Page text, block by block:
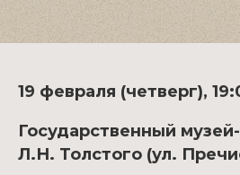
19 февраля (четверг),
Государственный
Л.Н. Толстого (ул.